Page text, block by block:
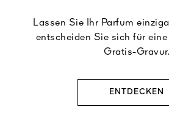
Lassen Sie Ihr Parfum
entscheiden Sie sich für
Gratis-Gravur.
ENTDECKEN